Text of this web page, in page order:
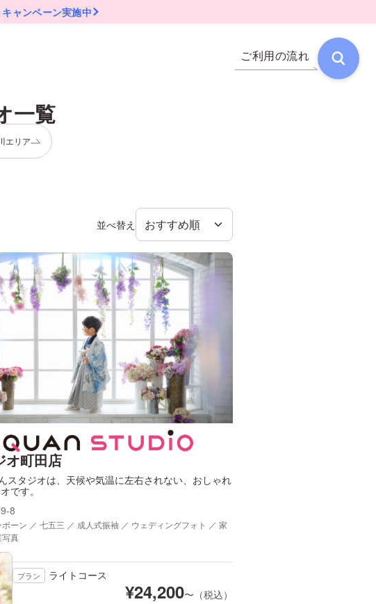
ャンペーン実施中
ご利用の流れ
一覧
エリア
並べ替え
オ町田店
スタジオは、天候や気温に左右されない、おしゃれ
です。
8
ーン ／ 七五三 ／ 成人式振袖 ／ ウェディングフォト ／ 家
写真
プラン ライトコース
¥24,200〜（税込）